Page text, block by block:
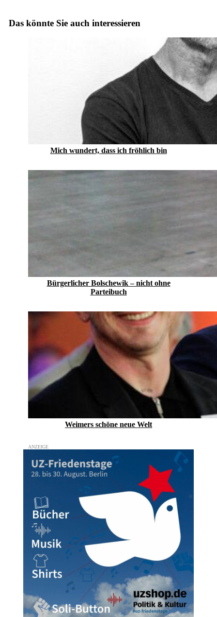
Das könnte Sie auch interessieren
Mich wundert, dass ich fröhlich bin
Bürgerlicher Bolschewik – nicht ohne
Parteibuch
Weimers schöne neue Welt